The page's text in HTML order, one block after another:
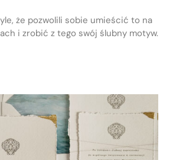
że pozwolili sobie umieścić to na
i zrobić z tego swój ślubny motyw.